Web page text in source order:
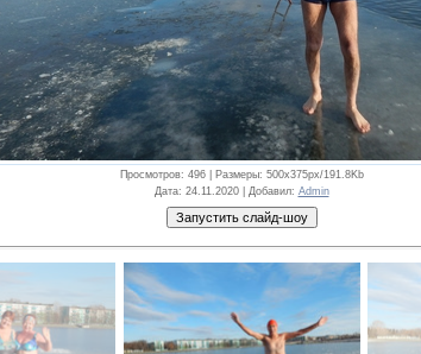
Просмотров: 496 | Размеры: 500x375px/191.8Kb
Дата: 24.11.2020 | Добавил: Admin